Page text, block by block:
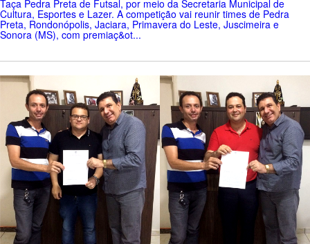
Taça Pedra Preta de Futsal, por meio da Secretaria Municipal de
Cultura, Esportes e Lazer. A competição vai reunir times de Pedra
Preta, Rondonópolis, Jaciara, Primavera do Leste, Juscimeira e
Sonora (MS), com premiaç&ot...